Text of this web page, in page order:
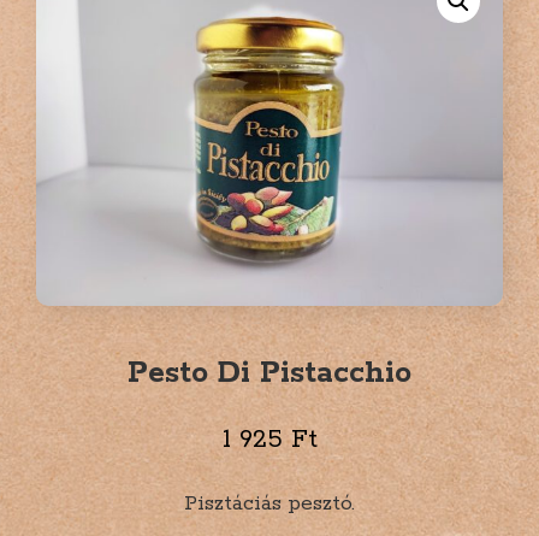
Pesto Di Pistacchio
1 925Ft
Pisztáciás pesztó.